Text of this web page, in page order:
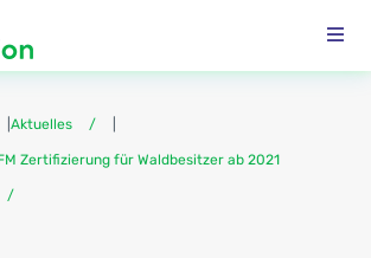
Aktuelles
Zertifizierung für Waldbesitzer ab 2021